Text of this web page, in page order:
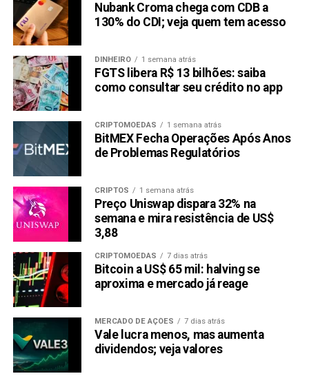
Nubank Croma chega com CDB a
130% do CDI; veja quem tem acesso
DINHEIRO 1 semana atrás
FGTS libera R$ 13 bilhões: saiba
como consultar seu crédito no app
CRIPTOMOEDAS 1 semana atrás
BitMEX Fecha Operações Após Anos
de Problemas Regulatórios
CRIPTOS 1 semana atrás
Preço Uniswap dispara 32% na
semana e mira resistência de US$
3,88
CRIPTOMOEDAS 7 dias atrás
Bitcoin a US$ 65 mil: halving se
aproxima e mercado já reage
MERCADO DE AÇÕES 7 dias atrás
Vale lucra menos, mas aumenta
dividendos; veja valores